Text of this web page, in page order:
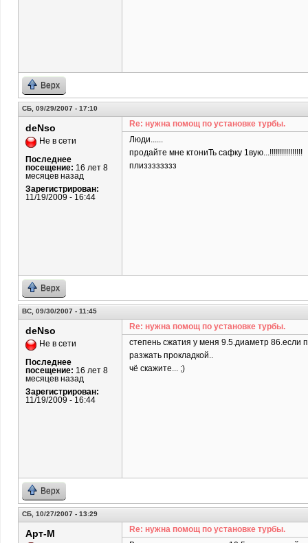
Верх
СБ, 09/29/2007 - 17:10
deNso
Не в сети
Последнее
посещение: 16 лет 8
месяцев назад
Зарегистрирован:
11/19/2009 - 16:44
Re: нужна помощ по установке турбы.
Люди......
продайте мне ктониТь сафку 1вую...!!!!!!!!!!!!!!!!
плизззззззз
Верх
ВС, 09/30/2007 - 11:45
deNso
Не в сети
Последнее
посещение: 16 лет 8
месяцев назад
Зарегистрирован:
11/19/2009 - 16:44
Re: нужна помощ по установке турбы.
степень сжатия у меня 9.5.диаметр 86.если
разжать прокладкой..
чё скажите... ;)
Верх
СБ, 10/27/2007 - 13:29
Арт-М
Re: нужна помощ по установке турбы.